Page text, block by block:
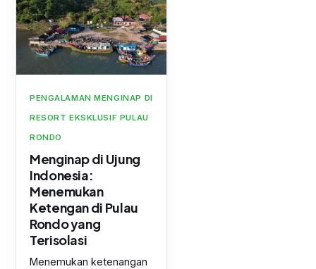
PENGALAMAN MENGINAP DI
RESORT EKSKLUSIF PULAU
RONDO
Menginap di Ujung
Indonesia:
Menemukan
Ketengan di Pulau
Rondo yang
Terisolasi
Menemukan ketenangan